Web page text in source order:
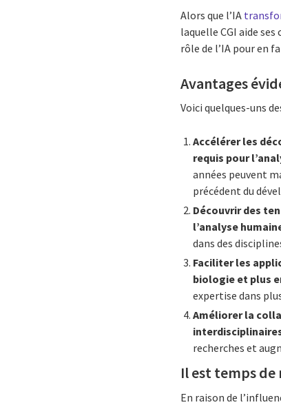
Alors que l’IA
laquelle CGI aide
rôle de l’IA pour en
Avantages
Voici quelques-uns
Accélérer les
requis pour
années peuvent
précédent du
Découvrir des
l’analyse
dans des
Faciliter les
biologie et plus
expertise dans
Améliorer la
recherches et
Il est temps de
En raison de